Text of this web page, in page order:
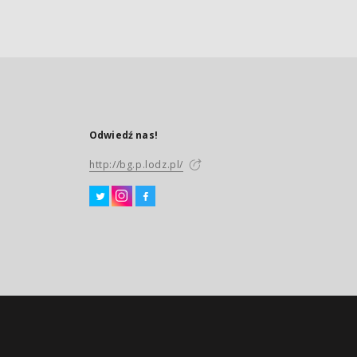
Odwiedź nas!
http://bg.p.lodz.pl/